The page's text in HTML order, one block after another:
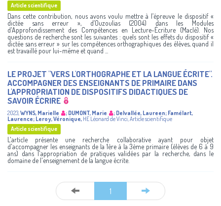
Article scientifique
Dans cette contribution, nous avons voulu mettre à l’épreuve le dispositif «
dictée sans erreur », d’Ouzoulias (2004) dans les Modules
d'Approfondissement des Compétences en Lecture-Écriture (Maclé). Nos
questions de recherche sont les suivantes : quels sont les effets du dispositif «
dictée sans erreur » sur les compétences orthographiques des élèves, quand il
est travaillé pour lui-même et quand ...
LE PROJET "VERS L'ORTHOGRAPHE ET LA LANGUE ÉCRITE".
ACCOMPAGNER DES ENSEIGNANTS DE PRIMAIRE DANS
L'APPROPRIATION DE DISPOSITIFS DIDACTIQUES DE
SAVOIR ÉCRIRE
2023,WYNS, Marielle ; DUMONT, Marie ; Delvallée, Laureen; Famélart,
Laurence; Leroy, Véronique, HE Léonard de Vinci,Article scientifique
Article scientifique
L'article présente une recherche collaborative ayant pour objet
d'accompagner les enseignants de la 1ère à la 3ème primaire (élèves de 6 à 9
ans) dans l'appropriation de pratiques validées par la recherche, dans le
domaine de l'enseignement de la langue écrite.
1